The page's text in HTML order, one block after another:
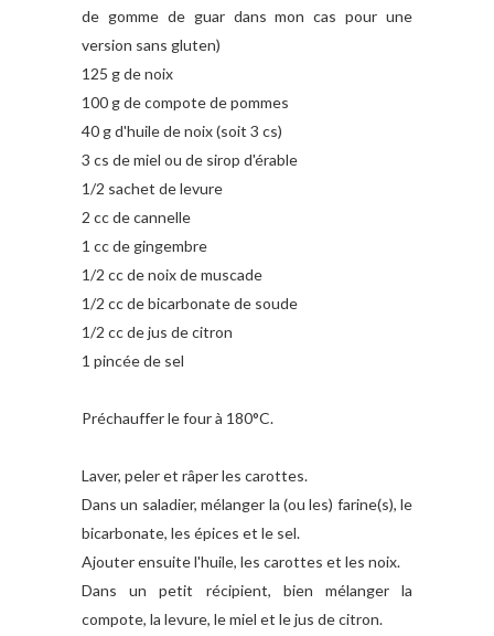
de gomme de guar dans mon cas pour une
version sans gluten)
125 g de noix
100 g de compote de pommes
40 g d'huile de noix (soit 3 cs)
3 cs de miel ou de sirop d'érable
1/2 sachet de levure
2 cc de cannelle
1 cc de gingembre
1/2 cc de noix de muscade
1/2 cc de bicarbonate de soude
1/2 cc de jus de citron
1 pincée de sel
Préchauffer le four à 180°C.
Laver, peler et râper les carottes.
Dans un saladier, mélanger la (ou les) farine(s), le
bicarbonate, les épices et le sel.
Ajouter ensuite l'huile, les carottes et les noix.
Dans un petit récipient, bien mélanger la
compote, la levure, le miel et le jus de citron.